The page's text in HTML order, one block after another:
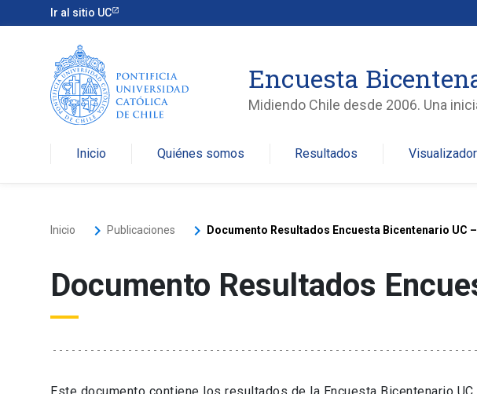
Ir al sitio UC
Encuesta
Midiendo Chile desde 2006. Una
Inicio Quiénes somos Resultados
Inicio keyboard_arrow_right Publicaciones keyboard_arrow_right Documento Resultados Encuesta Bicentenario UC
Documento Resultados
Este documento contiene los resultados de la Encuesta Bicentenario